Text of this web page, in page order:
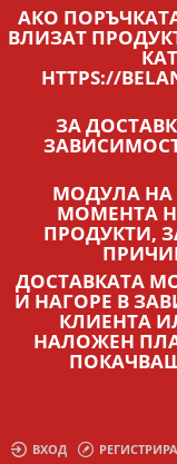
АКО
ВЛИЗАТ
HTTPS://
ЗА
МОДУЛА НА
МОМЕНТА
ПРОДУКТИ,
ДОСТАВКАТА
И НАГОРЕ В
КЛИЕНТА
НАЛОЖЕН
ВХОД